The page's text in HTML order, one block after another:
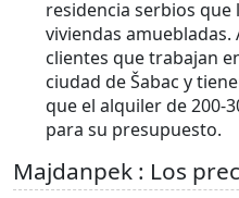
residencia serbios
viviendas
clientes que trabajan
ciudad de Šabac y
que el alquiler de 200-
para su presupuesto.
Majdanpek : Los